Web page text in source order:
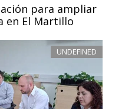
para ampliar
en El Martillo
UNDEFINED